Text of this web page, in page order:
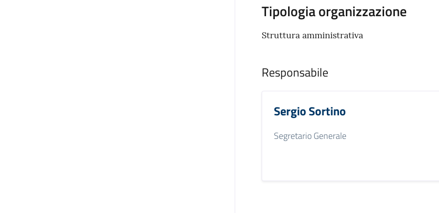
Tipologia organizzazione
Struttura amministrativa
Responsabile
Sergio Sortino
Segretario Generale